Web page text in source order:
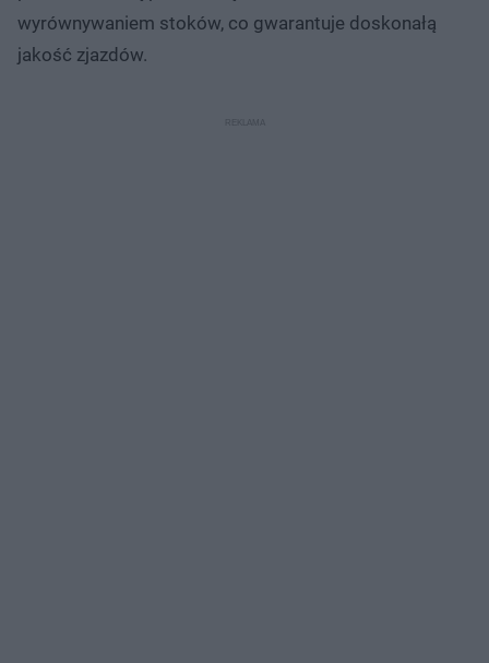
wyrównywaniem stoków, co gwarantuje doskonałą
jakość zjazdów.